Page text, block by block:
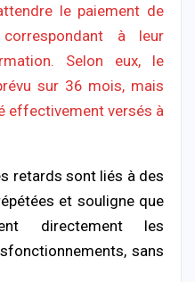
le paiement de
à leur
Selon eux, le
sur 36 mois, mais
effectivement versés à
retards sont liés à des
et souligne que
directement les
sans